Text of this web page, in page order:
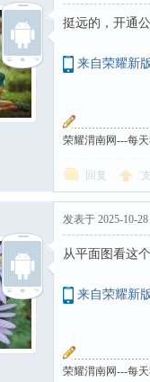
挺远的，开通
来自荣耀新
荣耀渭南网---每
回复
发表于 2025-10-28
从平面图看这
来自荣耀新
荣耀渭南网---每